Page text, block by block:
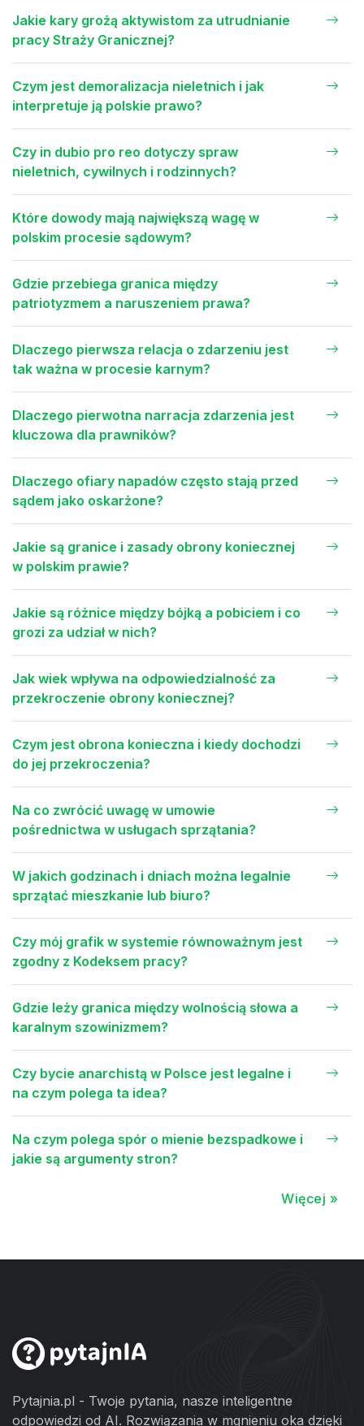
Jakie kary grożą aktywistom za utrudnianie
pracy Straży Granicznej?
Czym jest demoralizacja nieletnich i jak
interpretuje ją polskie prawo?
Czy in dubio pro reo dotyczy spraw
nieletnich, cywilnych i rodzinnych?
Które dowody mają największą wagę w
polskim procesie sądowym?
Gdzie przebiega granica między
patriotyzmem a naruszeniem prawa?
Dlaczego pierwsza relacja o zdarzeniu jest
tak ważna w procesie karnym?
Dlaczego pierwotna narracja zdarzenia jest
kluczowa dla prawników?
Dlaczego ofiary napadów często stają przed
sądem jako oskarżone?
Jakie są granice i zasady obrony koniecznej
w polskim prawie?
Jakie są różnice między bójką a pobiciem i co
grozi za udział w nich?
Jak wiek wpływa na odpowiedzialność za
przekroczenie obrony koniecznej?
Czym jest obrona konieczna i kiedy dochodzi
do jej przekroczenia?
Na co zwrócić uwagę w umowie
pośrednictwa w usługach sprzątania?
W jakich godzinach i dniach można legalnie
sprzątać mieszkanie lub biuro?
Czy mój grafik w systemie równoważnym jest
zgodny z Kodeksem pracy?
Gdzie leży granica między wolnością słowa a
karalnym szowinizmem?
Czy bycie anarchistą w Polsce jest legalne i
na czym polega ta idea?
Na czym polega spór o mienie bezspadkowe i
jakie są argumenty stron?
Więcej »
Pytajnia.pl - Twoje pytania, nasze inteligentne
odpowiedzi od AI. Rozwiązania w mgnieniu oka dzięki